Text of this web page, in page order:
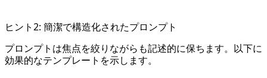
ヒント2: 簡潔で構造化されたプロンプト
プロンプトは焦点を絞りながらも記述的に保ちます。以下に
効果的なテンプレートを示します。